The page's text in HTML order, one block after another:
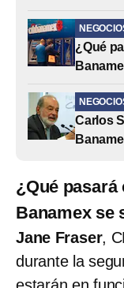
¿Qué
Carlos
¿Qué
Banamex se
Jane Fraser,
durante la